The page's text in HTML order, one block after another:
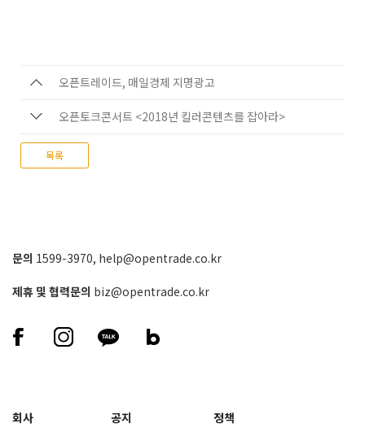
오픈트레이드, 매일경제 지명광고
오픈토크콘서트 <2018년 킬러콘텐츠를 잡아라>
목록
문의 1599-3970, help@opentrade.co.kr
제휴 및 협력문의 biz@opentrade.co.kr
회사
공지
정책